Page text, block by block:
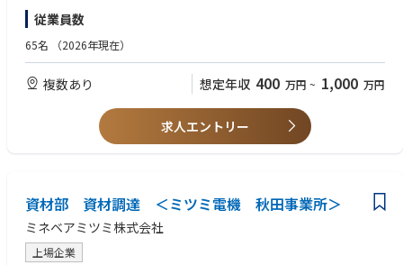
【求める人物像】
・積極的で、効率性があり、物事を積極的に考え、新しい挑戦を好み、常
に学び、向上心がある方
従業員数
65名 （2026年現在）
複数あり 想定年収 400 万円 ~ 1,000 万円
求人エントリー
資材部 資材調達 ＜ミツミ電機 秋田事業所＞
ミネベアミツミ株式会社
上場企業